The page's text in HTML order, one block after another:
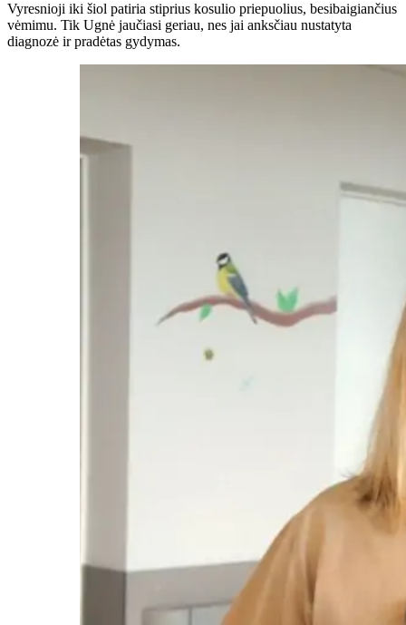
Vyresnioji iki šiol patiria stiprius kosulio priepuolius, besibaigiančius
vėmimu. Tik Ugnė jaučiasi geriau, nes jai anksčiau nustatyta
diagnozė ir pradėtas gydymas.